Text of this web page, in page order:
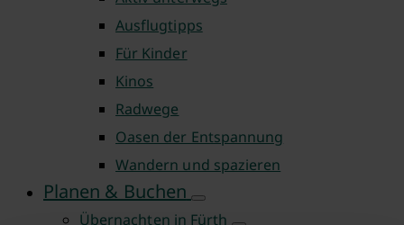
Ausflugtipps
Für Kinder
Kinos
Radwege
Oasen der Entspannung
Wandern und spazieren
Planen & Buchen
Übernachten in Fürth